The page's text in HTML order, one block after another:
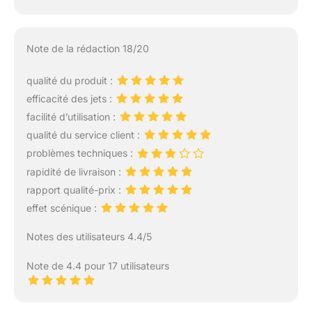
Note de la rédaction 18/20
qualité du produit :
efficacité des jets :
facilité d’utilisation :
qualité du service client :
problèmes techniques :
rapidité de livraison :
rapport qualité-prix :
effet scénique :
Notes des utilisateurs 4.4/5
Note de 4.4 pour 17 utilisateurs